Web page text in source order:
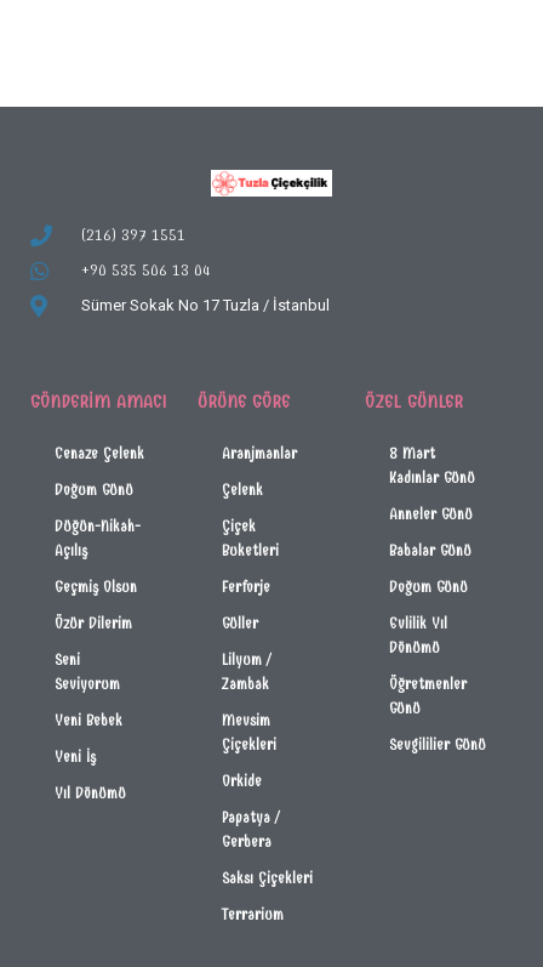
(216) 397 1551
+90 535 506 13 04
Sümer Sokak No 17 Tuzla / İstanbul
GÖNDERIM AMACI
Cenaze Çelenk
Doğum Günü
Düğün-Nikah-
Açılış
Geçmiş Olsun
Özür Dilerim
Seni
Seviyorum
Yeni Bebek
Yeni İş
Yıl Dönümü
ÜRÜNE GÖRE
Aranjmanlar
Çelenk
Çiçek
Buketleri
Ferforje
Güller
Lilyum /
Zambak
Mevsim
Çiçekleri
Orkide
Papatya /
Gerbera
Saksı Çiçekleri
Terrarium
ÖZEL GÜNLER
8 Mart
Kadınlar Günü
Anneler Günü
Babalar Günü
Doğum Günü
Evlilik Yıl
Dönümü
Öğretmenler
Günü
Sevgililier Günü